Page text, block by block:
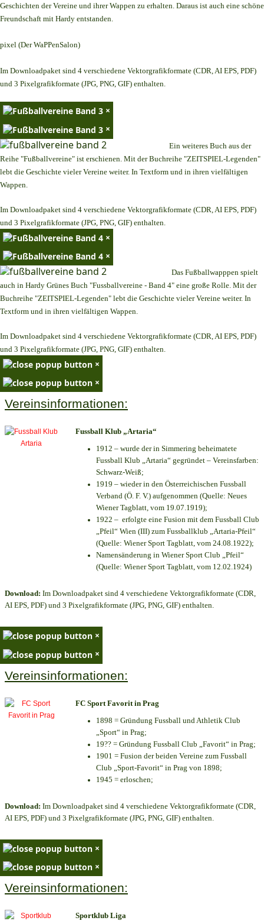
Geschichten der Vereine und ihrer Wappen zu erhalten. Daraus ist auch eine schöne
Freundschaft mit Hardy entstanden.
pixel (Der WaPPenSalon)
Im Downloadpaket sind 4 verschiedene Vektorgrafikformate (CDR, AI EPS, PDF)
und 3 Pixelgrafikformate (JPG, PNG, GIF) enthalten.
×
×
Ein weiteres Buch aus der
Reihe "Fußballvereine" ist erschienen. Mit der Buchreihe "ZEITSPIEL-Legenden"
lebt die Geschichte vieler Vereine weiter. In Textform und in ihren vielfältigen
Wappen.
Im Downloadpaket sind 4 verschiedene Vektorgrafikformate (CDR, AI EPS, PDF)
und 3 Pixelgrafikformate (JPG, PNG, GIF) enthalten.
×
×
Das Fußballwapppen spielt
auch in Hardy Grünes Buch "Fussballvereine - Band 4" eine große Rolle. Mit der
Buchreihe "ZEITSPIEL-Legenden" lebt die Geschichte vieler Vereine weiter. In
Textform und in ihren vielfältigen Wappen.
Im Downloadpaket sind 4 verschiedene Vektorgrafikformate (CDR, AI EPS, PDF)
und 3 Pixelgrafikformate (JPG, PNG, GIF) enthalten.
×
×
Vereinsinformationen:
Fussball Klub „Artaria“
1912 – wurde der in Simmering beheimatete
Fussball Klub „Artaria“ gegründet – Vereinsfarben:
Schwarz-Weiß;
1919 – wieder in den Österreichischen Fussball
Verband (Ö. F. V.) aufgenommen (Quelle: Neues
Wiener Tagblatt, vom 19.07.1919);
1922 – erfolgte eine Fusion mit dem Fussball Club
„Pfeil“ Wien (III) zum Fussballklub „Artaria-Pfeil“
(Quelle: Wiener Sport Tagblatt, vom 24.08.1922);
Namensänderung in Wiener Sport Club „Pfeil“
(Quelle: Wiener Sport Tagblatt, vom 12.02.1924)
Download: Im Downloadpaket sind 4 verschiedene Vektorgrafikformate (CDR,
AI EPS, PDF) und 3 Pixelgrafikformate (JPG, PNG, GIF) enthalten.
×
×
Vereinsinformationen:
FC Sport Favorit in Prag
1898 = Gründung Fussball und Athletik Club
„Sport“ in Prag;
19?? = Gründung Fussball Club „Favorit“ in Prag;
1901 = Fusion der beiden Vereine zum Fussball
Club „Sport-Favorit“ in Prag von 1898;
1945 = erloschen;
Download: Im Downloadpaket sind 4 verschiedene Vektorgrafikformate (CDR,
AI EPS, PDF) und 3 Pixelgrafikformate (JPG, PNG, GIF) enthalten.
×
×
Vereinsinformationen:
Sportklub Liga